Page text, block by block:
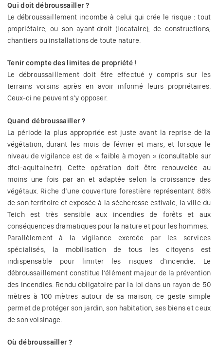
Qui doit débroussailler ?
Le débroussaillement incombe à celui qui crée le risque : tout
propriétaire, ou son ayant-droit (locataire), de constructions,
chantiers ou installations de toute nature.
Tenir compte des limites de propriété !
Le débroussaillement doit être effectué y compris sur les
terrains voisins après en avoir informé leurs propriétaires.
Ceux-ci ne peuvent s’y opposer.
Quand débroussailler ?
La période la plus appropriée est juste avant la reprise de la
végétation, durant les mois de février et mars, et lorsque le
niveau de vigilance est de « faible à moyen » (consultable sur
dfci-aquitaine.fr). Cette opération doit être renouvelée au
moins une fois par an et adaptée selon la croissance des
végétaux. Riche d’une couverture forestière représentant 86%
de son territoire et exposée à la sécheresse estivale, la ville du
Teich est très sensible aux incendies de forêts et aux
conséquences dramatiques pour la nature et pour les hommes.
Parallèlement à la vigilance exercée par les services
spécialisés, la mobilisation de tous les citoyens est
indispensable pour limiter les risques d’incendie. Le
débroussaillement constitue l’élément majeur de la prévention
des incendies. Rendu obligatoire par la loi dans un rayon de 50
mètres à 100 mètres autour de sa maison, ce geste simple
permet de protéger son jardin, son habitation, ses biens et ceux
de son voisinage.
Où débroussailler ?